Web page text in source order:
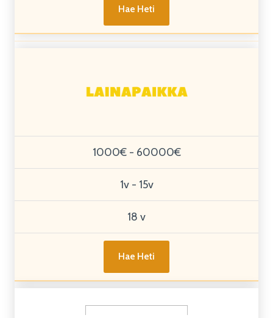
Hae Heti
1000€ - 60000€
1v - 15v
18 v
Hae Heti